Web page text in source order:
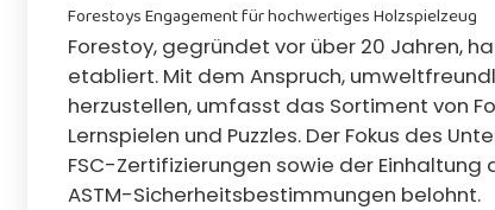
Forestoys Engagement für hochwertiges Holzspielzeug
Forestoy, gegründet vor über 20 Jahren,
etabliert. Mit dem Anspruch,
herzustellen, umfasst das Sortiment von
Lernspielen und Puzzles. Der Fokus des
FSC-Zertifizierungen sowie der
ASTM-Sicherheitsbestimmungen belohnt.